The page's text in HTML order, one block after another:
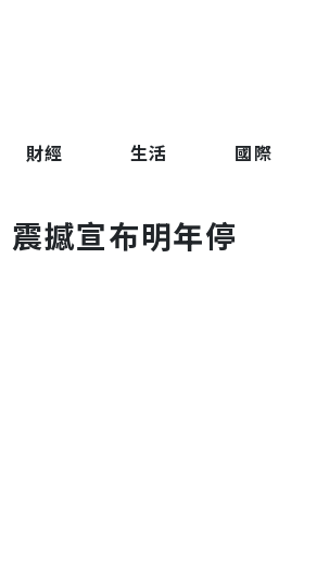
財經 生活 國際
撼宣布明年停